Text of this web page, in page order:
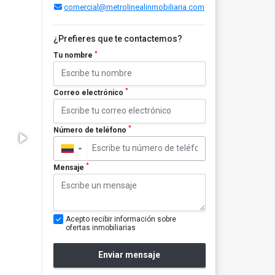
comercial@metrolinealinmobiliaria.com
¿Prefieres que te contactemos?
Tu nombre *
Correo electrónico *
Número de teléfono *
▼
Mensaje *
Acepto recibir información sobre
ofertas inmobiliarias
Enviar mensaje